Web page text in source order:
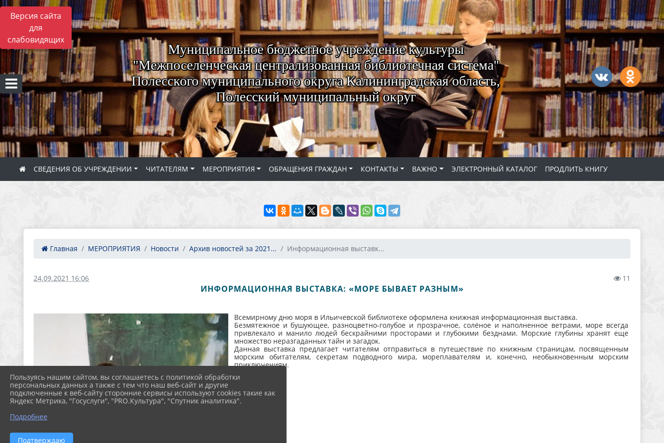
Версия сайта
для
слабовидящих
Муниципальное бюджетное учреждение культуры
"Межпоселенческая централизованная библиотечная система"
Полесского муниципального округа Калининградская область,
Полесский муниципальный округ
СВЕДЕНИЯ ОБ УЧРЕЖДЕНИИ ЧИТАТЕЛЯМ МЕРОПРИЯТИЯ ОБРАЩЕНИЯ ГРАЖДАН КОНТАКТЫ ВАЖНО ЭЛЕКТРОННЫЙ КАТАЛОГ ПРОДЛИТЬ КНИГУ
Главная МЕРОПРИЯТИЯ Новости Архив новостей за 2021... Информационная выставк...
24.09.2021 16:06 11
ИНФОРМАЦИОННАЯ ВЫСТАВКА: «МОРЕ БЫВАЕТ РАЗНЫМ»
Всемирному дню моря в Ильичевской библиотеке оформлена книжная информационная выставка.
Безмятежное и бушующее, разноцветно-голубое и прозрачное, солёное и наполненное ветрами, море всегда
привлекало и манило людей бескрайними просторами и глубокими безднами. Морские глубины хранят еще
множество неразгаданных тайн и загадок.
Данная выставка предлагает читателям отправиться в путешествие по книжным страницам, посвященным
морским обитателям, секретам подводного мира, мореплавателям и, конечно, необыкновенным морским
приключениям.
Пользуясь нашим сайтом, вы соглашаетесь с политикой обработки
персональных данных а также с тем что наш веб-сайт и другие
подключенные к веб-сайту сторонние сервисы используют cookies такие как
Яндекс Метрика, "Госуслуги", "PRO.Культура", "Спутник аналитика".
Подробнее
Подтверждаю